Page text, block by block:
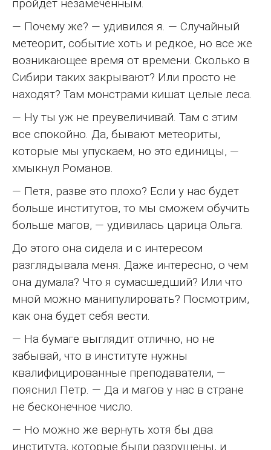
пройдет незамеченным.
— Почему же? — удивился я. — Случайный
метеорит, событие хоть и редкое, но все же
возникающее время от времени. Сколько в
Сибири таких закрывают? Или просто не
находят? Там монстрами кишат целые леса.
— Ну ты уж не преувеличивай. Там с этим
все спокойно. Да, бывают метеориты,
которые мы упускаем, но это единицы, —
хмыкнул Романов.
— Петя, разве это плохо? Если у нас будет
больше институтов, то мы сможем обучить
больше магов, — удивилась царица Ольга.
До этого она сидела и с интересом
разглядывала меня. Даже интересно, о чем
она думала? Что я сумасшедший? Или что
мной можно манипулировать? Посмотрим,
как она будет себя вести.
— На бумаге выглядит отлично, но не
забывай, что в институте нужны
квалифицированные преподаватели, —
пояснил Петр. — Да и магов у нас в стране
не бесконечное число.
— Но можно же вернуть хотя бы два
института, которые были разрушены, и